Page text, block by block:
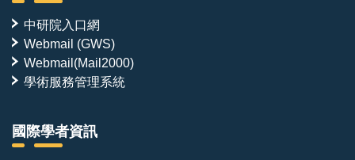
中研院入口網
Webmail (GWS)
Webmail(Mail2000)
學術服務管理系統
國際學者資訊